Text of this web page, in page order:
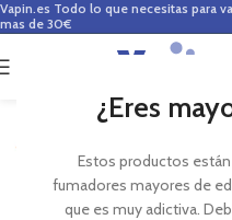
¿Eres
Estos productos
fumadores mayores de
que es muy adictiva.
Vapin.es Todo lo que necesitas para
mas de 30€